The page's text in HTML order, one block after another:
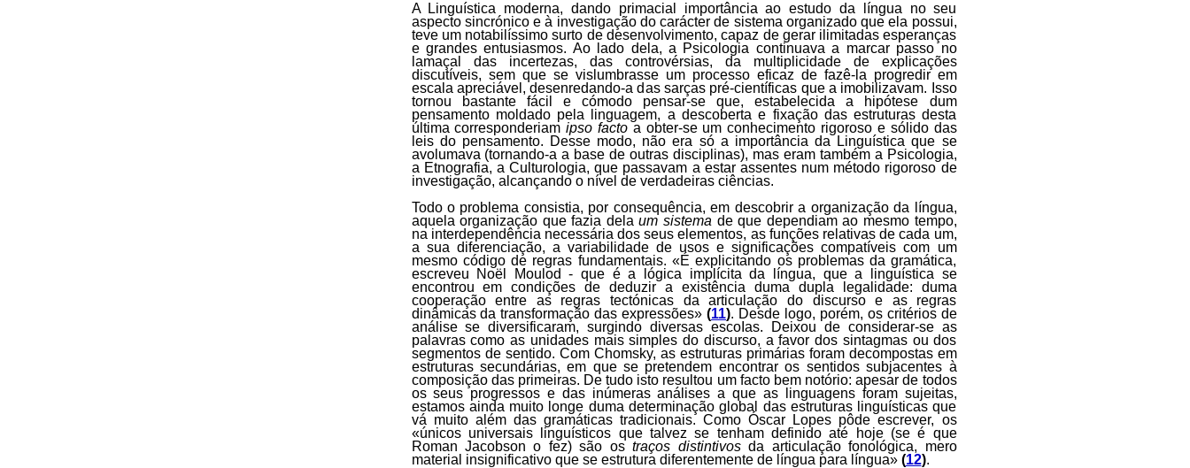
A Linguística moderna, dando primacial importância ao estudo da língua no seu
aspecto sincrónico e à investigação do carácter de sistema organizado que ela possui,
teve um notabilíssimo surto de desenvolvimento, capaz de gerar ilimitadas esperanças
e grandes entusiasmos. Ao lado dela, a Psicologia continuava a marcar passo no
lamaçal das incertezas, das controvérsias, da multiplicidade de explicações
discutíveis, sem que se vislumbrasse um processo eficaz de fazê-la progredir em
escala apreciável, desenredando-a das sarças pré-científicas que a imobilizavam. Isso
tornou bastante fácil e cómodo pensar-se que, estabelecida a hipótese dum
pensamento moldado pela linguagem, a descoberta e fixação das estruturas desta
última corresponderiamipso factoa obter-se um conhecimento rigoroso e sólido das
leis do pensamento. Desse modo, não era só a importância da Linguística que se
avolumava (tornando-a a base de outras disciplinas), mas eram também a Psicologia,
a Etnografia, a Culturologia, que passavam a estar assentes num método rigoroso de
investigação, alcançando o nível de verdadeiras ciências.
Todo o problema consistia, por consequência, em descobrir a organização da língua,
aquela organização que fazia delaum sistema de que dependiam ao mesmo tempo,
na interdependência necessária dos seus elementos, as funções relativas de cada um,
a sua diferenciação, a variabilidade de usos e significações compatíveis com um
mesmo código de regras fundamentais. «É explicitando os problemas da gramática,
escreveu Noël Moulod - que é a lógica implícita da língua, que a linguística se
encontrou em condições de deduzir a existência duma dupla legalidade: duma
cooperação entre as regras tectónicas da articulação do discurso e as regras
dinâmicas da transformação das expressões»(11). Desde logo, porém, os critérios de
análise se diversificaram, surgindo diversas escoIas. Deixou de considerar-se as
palavras como as unidades mais simples do discurso, a favor dos sintagmas ou dos
segmentos de sentido. Com Chomsky, as estruturas primárias foram decompostas em
estruturas secundárias, em que se pretendem encontrar os sentidos subjacentes à
composição das primeiras. De tudo isto resultou um facto bem notório: apesar de todos
os seus progressos e das inúmeras análises a que as linguagens foram sujeitas,
estamos ainda muito longe duma determinação global das estruturas linguísticas que
vá muito além das gramáticas tradicionais. Como Óscar Lopes pôde escrever, os
«únicos universais linguísticos que talvez se tenham definido até hoje (se é que
Roman Jacobson o fez) são ostraços distintivosda articulação fonológica, mero
material insignificativo que se estrutura diferentemente de língua para língua» (12).